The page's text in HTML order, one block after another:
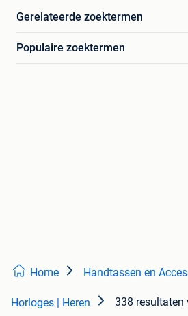
Gerelateerde zoektermen
Populaire zoektermen
Home Handtassen en
Horloges | Heren 338 resultaten